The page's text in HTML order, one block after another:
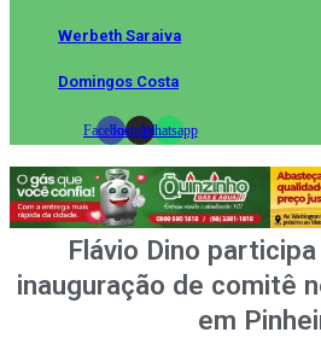
Werbeth Saraiva
Domingos Costa
FacebookInstagramWhatsapp
Flávio Dino
inauguração de comitê
em